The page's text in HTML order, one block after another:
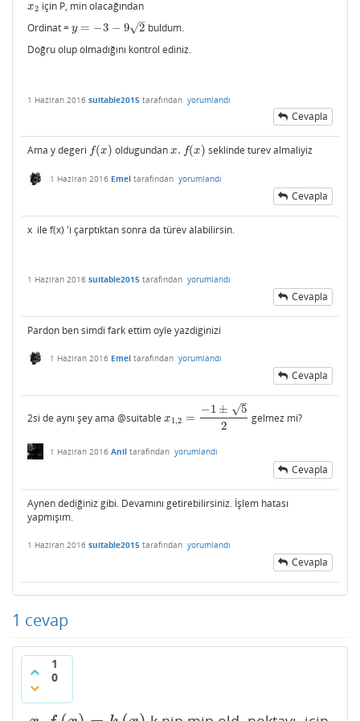
x2
x2 için P, min olacağından
Ordinat = y = −3 − 9 2
–
√
y=−3 −92
buldum.
Doğru olup olmadığını kontrol ediniz.
1 Haziran 2016 suitable2015 tarafından yorumlandı
Cevapla
Ama y degeri f(x)
f(x) oldugundanx. f(x)
x.f x) seklinde turev almaliyiz
1 Haziran 2016 Emel tarafından yorumlandı
Cevapla
x ile f(x) 'i çarptıktan sonra da türev alabilirsin.
1 Haziran 2016 suitable2015 tarafından yorumlandı
Cevapla
Pardon ben simdi fark ettim oyle yazdiginizi
1 Haziran 2016 Emel tarafından yorumlandı
Cevapla
2si de aynı şey ama @suitable x1,2 =
−1 ± 5
–
√
2
x1,2 =−1 ±52 gelmez mi?
1 Haziran 2016 Anil tarafından yorumlandı
Cevapla
Aynen dediğiniz gibi. Devamını getirebilirsiniz. İşlem hatası
yapmışım.
1 Haziran 2016 suitable2015 tarafından yorumlandı
Cevapla
1 cevap
1
0